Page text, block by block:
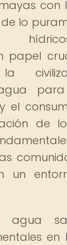
con
lo
papel
el
de
un
agua
en